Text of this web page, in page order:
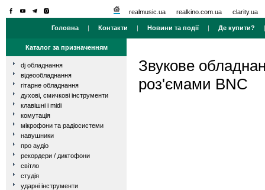
realmusic.ua realkino.com.ua clarity.ua
Головна | Контакти | Новини та події| Де купити?
Каталог за призначенням
dj обладнання
відеообладнання
гітарне обладнання
духові, смичкові інструменти
клавішні і midi
комутація
мікрофони та радіосистеми
навушники
про аудіо
рекордери / диктофони
світло
студія
ударні інструменти
Звукове
роз'ємами BNC